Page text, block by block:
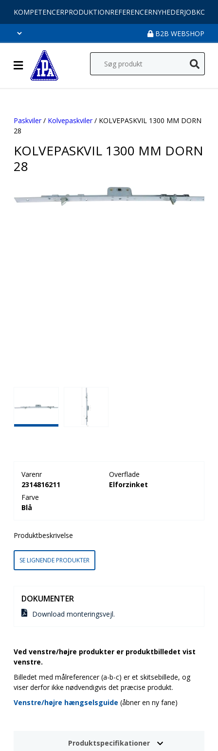
KOMPETENCERPRODUKTIONREFERENCERNYHEDERJOB
B2B WEBSHOP
Paskviler/ Kolvepaskviler/ KOLVEPASKVIL 1300 MM DORN
28
KOLVEPASKVIL 1300 MM DORN
28
Varenr
2314816211
Overflade
Elforzinket
Farve
Blå
Produktbeskrivelse
SE LIGNENDE PRODUKTER
DOKUMENTER
Download monteringsvejl.
Ved venstre/højre produkter er produktbilledet vist
venstre.
Billedet med målreferencer (a-b-c) er et skitsebillede, og
viser derfor ikke nødvendigvis det præcise produkt.
Venstre/højre hængselsguide (åbner en ny fane)
Produktspecifikationer